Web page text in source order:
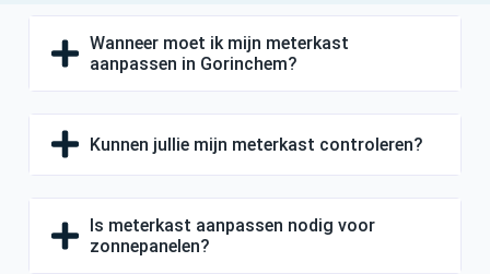
Wanneer moet ik mijn meterkast
aanpassen in Gorinchem?
Kunnen jullie mijn meterkast controleren?
Is meterkast aanpassen nodig voor
zonnepanelen?